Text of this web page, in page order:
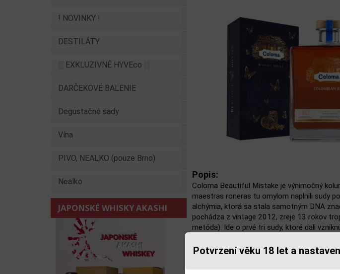
Potvrzení věku 18 let a
! NOVINKY !
DESTILÁTY
░ EXKLUZIVNĚ HYVEco ░
DARČEKOVÉ BALENIE
Degustačné sady
Vína
PIVO, NEALKO (pouze Brno)
Nealko
JAPONSKÉ WHISKY AKASHI
Popis:
Coloma Beautiful Mistake je výnimočný
maestras roneras tu omylom naplnili sudy
alchýmia, ktorá sa stala samotným DNA
pochádza z vintage 2012, zreje 13 rokov
metóda). Ide o prvé tri sudy, ktoré dali